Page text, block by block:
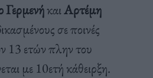
ΓερμενήκαιΑρτέμη
σε ποινές
13 ετών πλην του
με 10ετή κάθειρξη.